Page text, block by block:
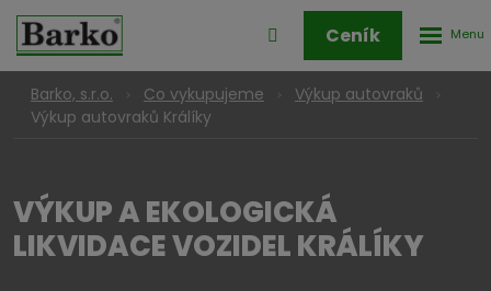
Přihlášení
klienstké
zóny
Ceník
Barko, s.r.o. Co vykupujeme
Výkup autovraků
Výkup autovraků Králíky
VÝKUP A EKOLOGICKÁ
LIKVIDACE VOZIDEL KRÁLÍKY